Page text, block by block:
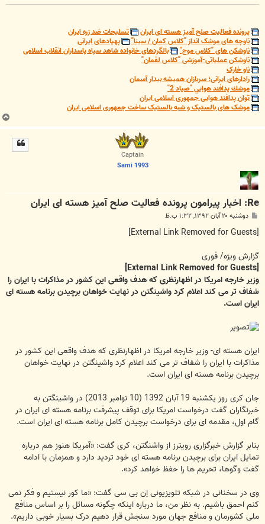
پرونده فعالیت صلح آمیز هسته ای ایران
تسلیحات ضد زره ایران
ناوچه های موشک انداز "کلاس کمان / سینا"
پهپادهای ایرانی
ناوشکن های "کلاس موج"
بالگردهای خانواده شاهد سپاه پاسداران انقلاب اسلامی
ناوشکن عملیاتی-آموزشی "کلاس لقمان"
ناو خارک
رادارهای ایرانی؛ سربازان همیشه بیدار آسمان
موشك پدافند هوايي "صياد 2"
توان پدافند هوایی جمهوری اسلامی ایران
موشک های بالستیک و شبه بالستیک ساخت جمهوری اسلامی ایران
ب
ا
Captain
Sami 1993
Re: اخبار پیرامون پرونده فعالیت صلح آمیز هسته ای ایران
پ
ت
دوشنبه ۲۰ آبان ۱۳۹۲, ۱:۳۲ ب.ظ
گزارش ویژه/ فوری
وزیر خارجه امریکا در اظهارنظری که هدف واقعی این کشور در مذاکرات با ایران را
شفاف تر می کند اعلام کرد واشینگتن در نهایت خواهان برچیدن برنامه هسته ای
ایران است.
ایران هسته ای- وزیر خارجه امریکا در اظهارنظری که هدف واقعی این کشور در
مذاکرات با ایران را شفاف تر می کند اعلام کرد واشینگتن در نهایت خواهان
برچیدن برنامه هسته ای ایران است.
جان کری روز یکشنبه 19 آبان 1392 (10 نوامبر 2013) در واشینگتن به
خبرنگاران گفت درخواست امریکا برای توقف پیشرفت برنامه هسته ای ایران در
گام اول، مقدمه ای برای درخواست برچیدن کامل برنامه هسته ای ایران است.
بنابر گزارش خبرگزاری رویترز از واشنگتن، کری گفت: «آمریکا هنوز هم درباره
تمایل ایران برای برچیدن برنامه هسته ای خود تردید دارد و همزمان با ادامه
گفت وگوها، تحریم ها را حفظ خواهد کرد».
وی در سخنانی در شبکه تلویزیونی اِن بی سی گفت: «ما کور نیستیم و فکر نمی
کنم احمق باشیم. به نظر من، ما درباره اینکه چگونه مسائل را بر اساس منافع
ملی کشورمان و منافع جهان مورد سنجش قرار دهیم درک بسیار خوبی داریم».